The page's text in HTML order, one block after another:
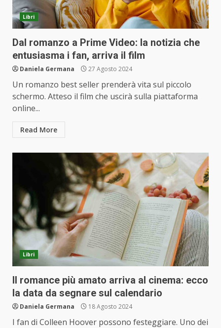
Libri
Dal romanzo a Prime Video: la notizia che
entusiasma i fan, arriva il film
Daniela Germana 27 Agosto 2024
Un romanzo best seller prenderà vita sul piccolo
schermo. Atteso il film che uscirà sulla piattaforma
online...
Read More
Libri
Il romance più amato arriva al cinema: ecco
la data da segnare sul calendario
Daniela Germana 18 Agosto 2024
I fan di Colleen Hoover possono festeggiare. Uno dei